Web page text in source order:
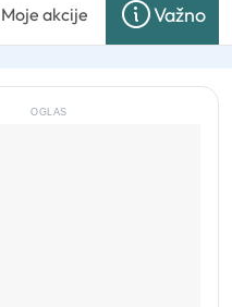
Moje akcije Važno
OGLAS